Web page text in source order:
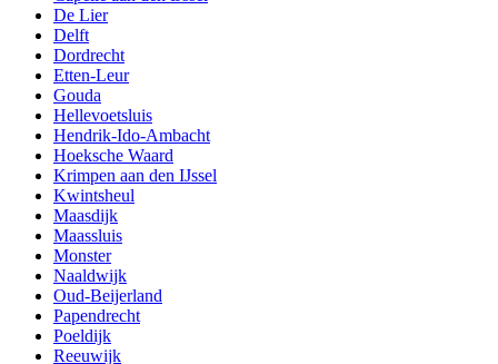
De Lier
Delft
Dordrecht
Etten-Leur
Gouda
Hellevoetsluis
Hendrik-Ido-Ambacht
Hoeksche Waard
Krimpen aan den IJssel
Kwintsheul
Maasdijk
Maassluis
Monster
Naaldwijk
Oud-Beijerland
Papendrecht
Poeldijk
Reeuwijk